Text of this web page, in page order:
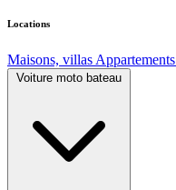
Locations
Maisons, villas Appartements
Voiture moto bateau